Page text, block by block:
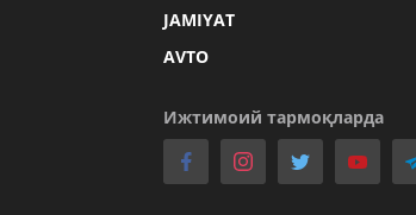
JAMIYAT
AVTO
Ижтимоий тармоқларда